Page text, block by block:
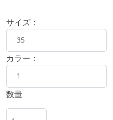
サイズ：
カラー：
数量